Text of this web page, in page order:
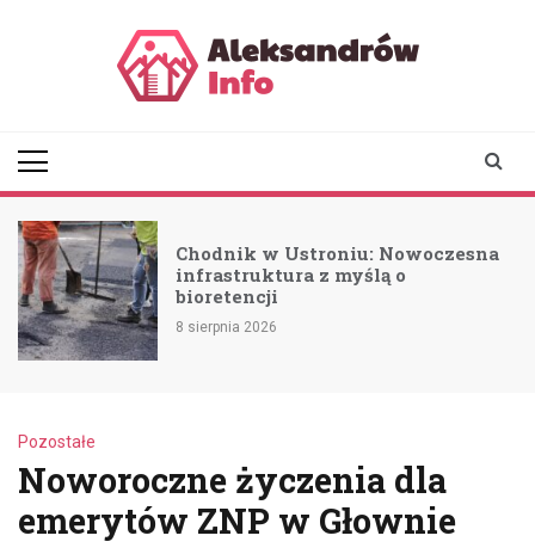
Chodnik w Ustroniu: Nowoczesna
infrastruktura z myślą o
bioretencji
8 sierpnia 2026
Pozostałe
Noworoczne życzenia dla
emerytów ZNP w Głownie